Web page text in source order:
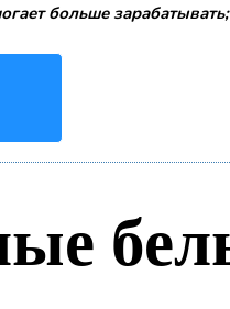
больше зарабатывать;